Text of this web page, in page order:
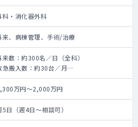
科・消化器外科
来、病棟管理、手術/治療
来数：約300名／日（全科）
急搬入数：約30台／月
術数：約500件／年（外科、産婦人科、泌
器科）万円～2,000万円
5日（週4日～相談可）